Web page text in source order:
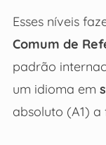
Esses níveis
Comum de
padrão
um idioma em
absoluto (A1)